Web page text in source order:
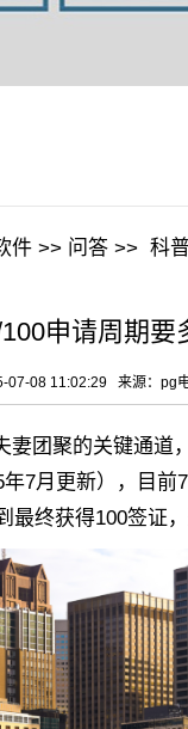
件>> 问答>> 科
申请周期
07-08 11:02:29 来源： pg
聚的关键通道
7月更新），目
最终获得100签证